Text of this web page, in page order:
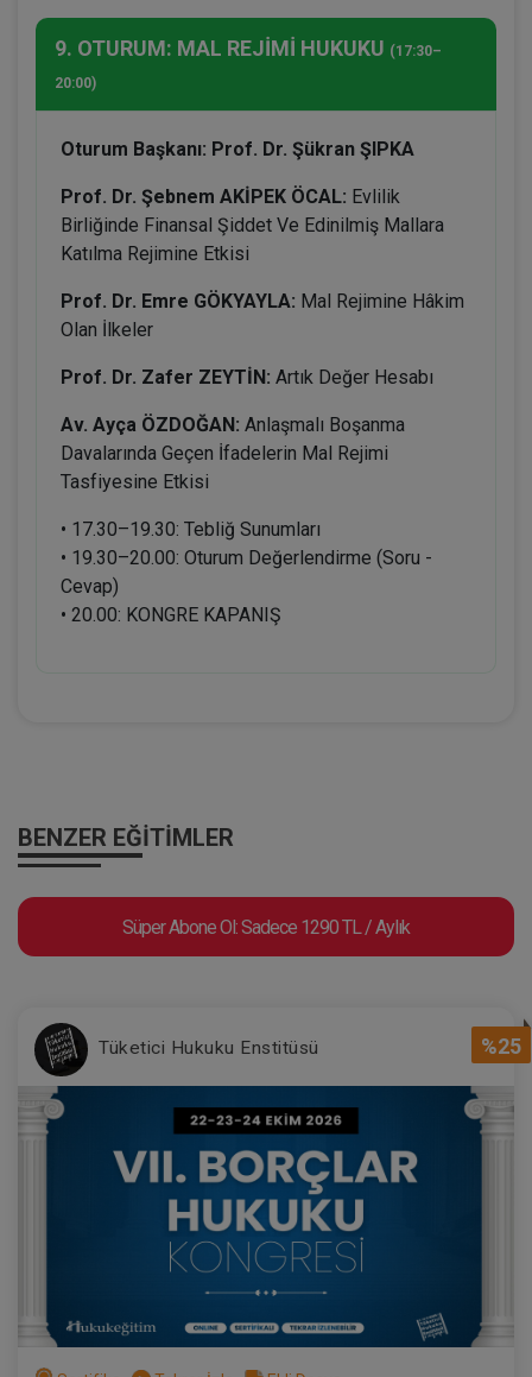
9. OTURUM: MAL REJİMİ HUKUKU (17:30–
20:00)
Oturum Başkanı: Prof. Dr. Şükran ŞIPKA
Prof. Dr. Şebnem AKİPEK ÖCAL: Evlilik
Birliğinde Finansal Şiddet Ve Edinilmiş Mallara
Katılma Rejimine Etkisi
Prof. Dr. Emre GÖKYAYLA: Mal Rejimine Hâkim
Olan İlkeler
Prof. Dr. Zafer ZEYTİN: Artık Değer Hesabı
Av. Ayça ÖZDOĞAN: Anlaşmalı Boşanma
Davalarında Geçen İfadelerin Mal Rejimi
Tasfiyesine Etkisi
• 17.30–19.30: Tebliğ Sunumları
• 19.30–20.00: Oturum Değerlendirme (Soru -
Cevap)
• 20.00: KONGRE KAPANIŞ
BENZER EĞITIMLER
Süper Abone Ol: Sadece 1290 TL / Aylık
%25
Tüketici Hukuku Enstitüsü